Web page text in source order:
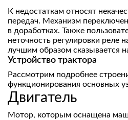
К недостаткам относят
передач. Механизм
в доработках. Также
неточность регулировки реле
лучшим образом сказывается
Устройство трактора
Рассмотрим подробнее
функционирования основных
Двигатель
Мотор, которым оснащена